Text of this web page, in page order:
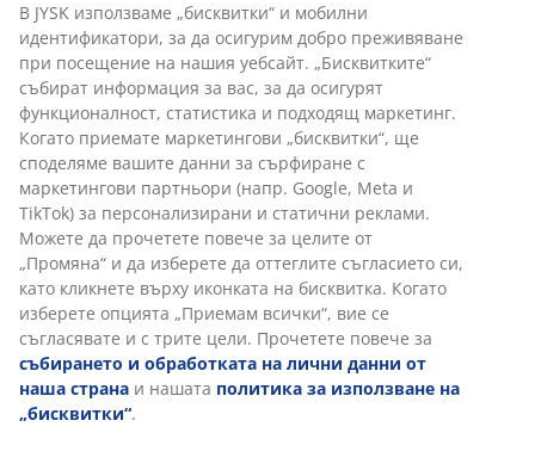
В JYSK използваме „бисквитки“ и мобилни
идентификатори, за да осигурим добро преживяване
при посещение на нашия уебсайт. „Бисквитките“
събират информация за вас, за да осигурят
функционалност, статистика и подходящ маркетинг.
Когато приемате маркетингови „бисквитки“, ще
споделяме вашите данни за сърфиране с
маркетингови партньори (напр. Google, Meta и
TikTok) за персонализирани и статични реклами.
Можете да прочетете повече за целите от
„Промяна“ и да изберете да оттеглите съгласието си,
като кликнете върху иконката на бисквитка. Когато
изберете опцията „Приемам всички“, вие се
съгласявате и с трите цели. Прочетете повече за
събирането и обработката на лични данни от
наша страна и нашата политика за използване на
„бисквитки“.